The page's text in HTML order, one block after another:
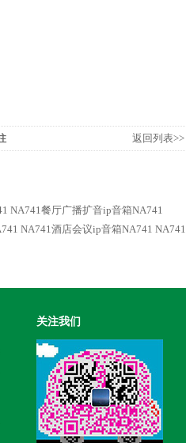
返回列表>>
NA741餐厅广播扩音ip音箱NA741
NA741酒店会议ip音箱NA741 NA741
关注我们